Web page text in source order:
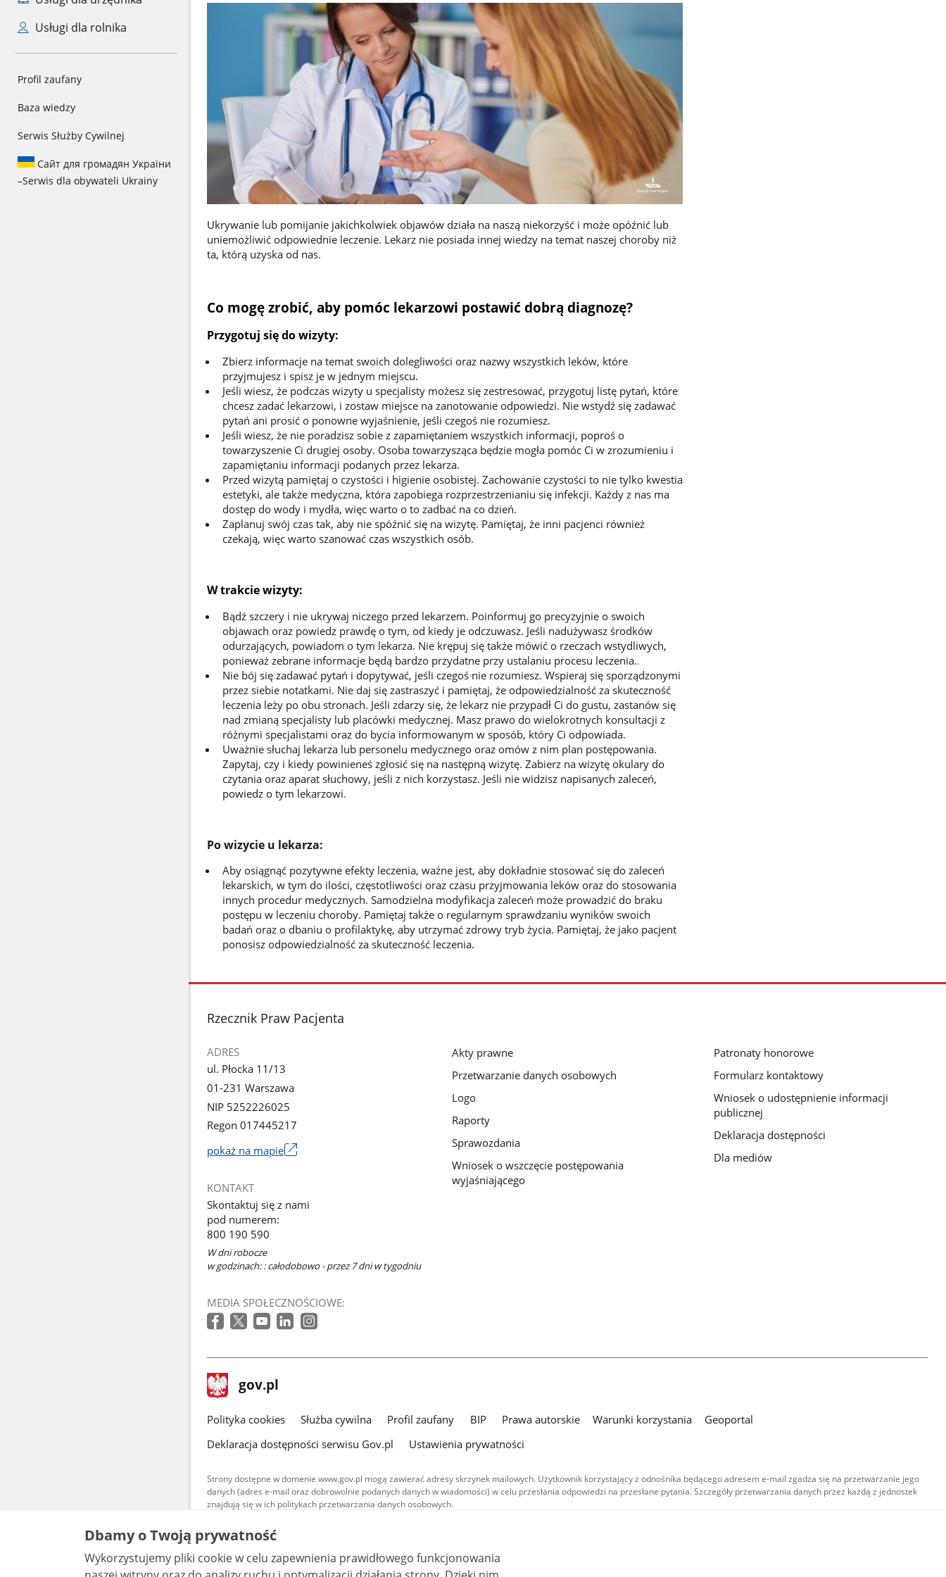
Usługi dla rolnika
Profil zaufany
Baza wiedzy
Serwis Służby Cywilnej
Сайт для громадян України
–Serwis dla obywateli Ukrainy
Ukrywanie lub pomijanie jakichkolwiek objawów działa na naszą niekorzyść i może opóźnić lub
uniemożliwić odpowiednie leczenie. Lekarz nie posiada innej wiedzy na temat naszej choroby niż
ta, którą uzyska od nas.
Co mogę zrobić, aby pomóc lekarzowi postawić dobrą diagnozę?
Przygotuj się do wizyty:
Zbierz informacje na temat swoich dolegliwości oraz nazwy wszystkich leków, które
przyjmujesz i spisz je w jednym miejscu.
Jeśli wiesz, że podczas wizyty u specjalisty możesz się zestresować, przygotuj listę pytań, które
chcesz zadać lekarzowi, i zostaw miejsce na zanotowanie odpowiedzi. Nie wstydź się zadawać
pytań ani prosić o ponowne wyjaśnienie, jeśli czegoś nie rozumiesz.
Jeśli wiesz, że nie poradzisz sobie z zapamiętaniem wszystkich informacji, poproś o
towarzyszenie Ci drugiej osoby. Osoba towarzysząca będzie mogła pomóc Ci w zrozumieniu i
zapamiętaniu informacji podanych przez lekarza.
Przed wizytą pamiętaj o czystości i higienie osobistej. Zachowanie czystości to nie tylko kwestia
estetyki, ale także medyczna, która zapobiega rozprzestrzenianiu się infekcji. Każdy z nas ma
dostęp do wody i mydła, więc warto o to zadbać na co dzień.
Zaplanuj swój czas tak, aby nie spóźnić się na wizytę. Pamiętaj, że inni pacjenci również
czekają, więc warto szanować czas wszystkich osób.
W trakcie wizyty:
Bądź szczery i nie ukrywaj niczego przed lekarzem. Poinformuj go precyzyjnie o swoich
objawach oraz powiedz prawdę o tym, od kiedy je odczuwasz. Jeśli nadużywasz środków
odurzających, powiadom o tym lekarza. Nie krępuj się także mówić o rzeczach wstydliwych,
ponieważ zebrane informacje będą bardzo przydatne przy ustalaniu procesu leczenia..
Nie bój się zadawać pytań i dopytywać, jeśli czegoś nie rozumiesz. Wspieraj się sporządzonymi
przez siebie notatkami. Nie daj się zastraszyć i pamiętaj, że odpowiedzialność za skuteczność
leczenia leży po obu stronach. Jeśli zdarzy się, że lekarz nie przypadł Ci do gustu, zastanów się
nad zmianą specjalisty lub placówki medycznej. Masz prawo do wielokrotnych konsultacji z
różnymi specjalistami oraz do bycia informowanym w sposób, który Ci odpowiada.
Uważnie słuchaj lekarza lub personelu medycznego oraz omów z nim plan postępowania.
Zapytaj, czy i kiedy powinieneś zgłosić się na następną wizytę. Zabierz na wizytę okulary do
czytania oraz aparat słuchowy, jeśli z nich korzystasz. Jeśli nie widzisz napisanych zaleceń,
powiedz o tym lekarzowi.
Po wizycie u lekarza:
Aby osiągnąć pozytywne efekty leczenia, ważne jest, aby dokładnie stosować się do zaleceń
lekarskich, w tym do ilości, częstotliwości oraz czasu przyjmowania leków oraz do stosowania
innych procedur medycznych. Samodzielna modyfikacja zaleceń może prowadzić do braku
postępu w leczeniu choroby. Pamiętaj także o regularnym sprawdzaniu wyników swoich
badań oraz o dbaniu o profilaktykę, aby utrzymać zdrowy tryb życia. Pamiętaj, że jako pacjent
ponosisz odpowiedzialność za skuteczność leczenia.
stopka
Rzecznik Praw Pacjenta
ADRES
ul. Płocka 11/13
01-231 Warszawa
NIP 5252226025
Regon 017445217
pokaż na mapie
się
w
nowym
oknie
KONTAKT
Skontaktuj się z nami
pod numerem:
800 190 590
W dni robocze
w godzinach: : całodobowo - przez 7 dni w tygodniu
MEDIA SPOŁECZNOŚCIOWE:
Akty prawne
Przetwarzanie danych osobowych
Logo
Raporty
Sprawozdania
Wniosek o wszczęcie postępowania
wyjaśniającego
Patronaty honorowe
Formularz kontaktowy
Wniosek o udostępnienie informacji
publicznej
Deklaracja dostępności
Dla mediów
stopka
gov.pl Strona
gov.pl
gov.pl
Polityka cookies Służba cywilna Profil zaufany BIP Prawa autorskie Warunki korzystania
Geoportal
Deklaracja dostępności serwisu Gov.pl
Ustawienia prywatności
Strony dostępne w domenie www.gov.pl mogą zawierać adresy skrzynek mailowych. Użytkownik korzystający z odnośnika będącego adresem e-mail zgadza się na przetwarzanie jego
danych (adres e-mail oraz dobrowolnie podanych danych w wiadomości) w celu przesłania odpowiedzi na przesłane pytania. Szczegóły przetwarzania danych przez każdą z jednostek
znajdują się w ich politykach przetwarzania danych osobowych.
Treści tekstowe publikowane w serwisie (z wyłączeniem treści audiowizualnych), są
udostępniane na licencji typu Creative Commons: uznanie autorstwa - na tych samych
warunkach 4.0 (CC BY-SA 4.0). Materiały audiowizualne, w tym zdjęcia, materiały audio i wideo,
są udostępniane na licencji typu Creative Commons: uznanie autorstwa użycie niekomercyjne -
bez utworów zależnych 4.0 (CC BY-NC-ND 4.0), o ile nie jest to stwierdzone inaczej.
Dbamy o Twoją prywatność
Wykorzystujemy pliki cookie w celu zapewnienia prawidłowego funkcjonowania